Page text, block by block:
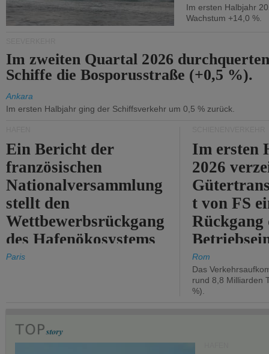
Im ersten Halbjahr
Wachstum +14,0 %.
Im zweiten Quartal 2026
Schiffe die Bosporusstraße (+0,5 %).
Ankara
Im ersten Halbjahr ging der Schiffsverkehr um 0,5 % zurück.
Ein Bericht der
französischen
Nationalversammlung
stellt den
Wettbewerbsrückgang
des Hafenökosystems
des Staates fest.
Paris
Im ersten
2026
t von FS
Rückgang
um 2,7 %.
Rom
Das
rund 8,8 Milliarden
%).